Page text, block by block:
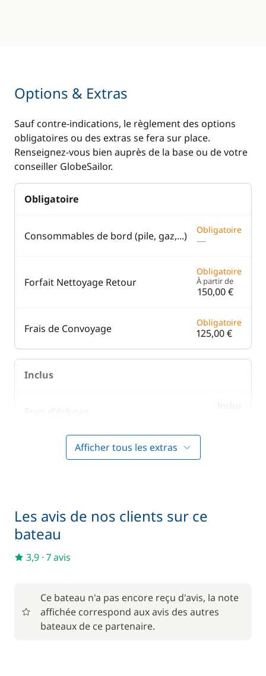
Options & Extras
Sauf contre-indications, le règlement des options
obligatoires ou des extras se fera sur place.
Renseignez-vous bien auprès de la base ou de votre
conseiller GlobeSailor.
Obligatoire
Consommables de bord (pile, gaz,...) Obligatoire
—
Forfait Nettoyage Retour
Obligatoire
À partir de
150,00 €
Frais de Convoyage Obligatoire
125,00 €
Inclus
Frais d'écluses Inclus
Serviettes
Animaux de compagnie 85,00 €
Afficher tous les extras
Les avis de nos clients sur ce
bateau
3,9 · 7 avis
Ce bateau n'a pas encore reçu d'avis, la note
affichée correspond aux avis des autres
bateaux de ce partenaire.